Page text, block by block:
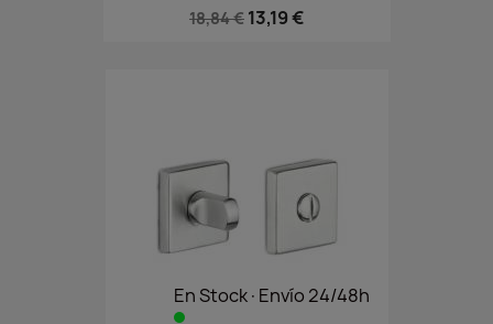
18,84 € 13,19 €
En Stock·Envío 24/48h